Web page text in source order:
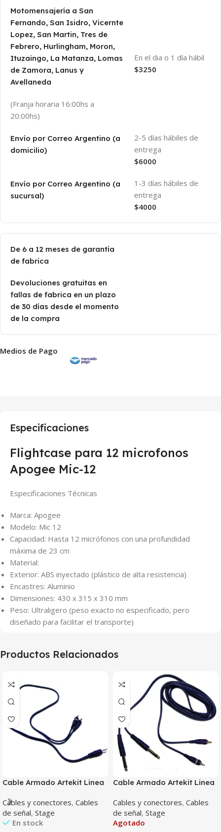
Motomensajería a San
Fernando, San Isidro, Vicernte
Lopez, San Martin, Tres de
Febrero, Hurlingham, Moron,
Ituzaingo, La Matanza, Lomas
de Zamora, Lanus y
Avellaneda
(Franja horaria 16:00hs a
20:00hs)
En el dia o 1 día hábil
$3250
Envío por Correo Argentino (a
domicilio)
2-5 días hábiles de
entrega
$6000
Envío por Correo Argentino (a
sucursal)
1-3 días hábiles de
entrega
$4000
De 6 a 12 meses de garantía
de fabrica
Devoluciones gratuitas en
fallas de fabrica en un plazo
de 30 días desde el momento
de la compra
Medios de Pago
Especificaciones
Flightcase para 12 microfonos
Apogee Mic-12
Especificaciones Técnicas
Marca: Apogee
Modelo: Mic 12
Capacidad: Hasta 12 micrófonos con una profundidad
máxima de 23 cm
Material:
Exterior: ABS inyectado (plástico de alta resistencia)
Encastres: Aluminio
Dimensiones: 430 x 315 x 310 mm
Peso: Ultraligero (peso exacto no especificado, pero
diseñado para facilitar el transporte)
Productos Relacionados
Cable Armado Artekit Linea
Cables y conectores, Cables
de señal, Stage
En stock
Cable Armado Artekit Linea
Cables y conectores, Cables
de señal, Stage
Agotado